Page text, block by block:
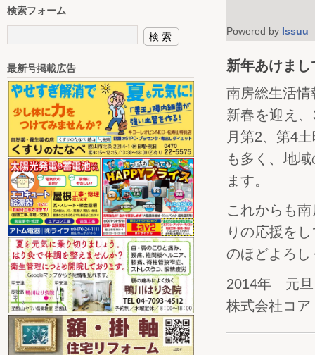
Powered by Issuu
新年あけま
南房総生活
新春を迎え
月第2、第4
も多く、地
ます。
これからも
りの応援を
のほどよろ
2014年 元旦
株式会社コ
検索フォーム
最新号掲載広告